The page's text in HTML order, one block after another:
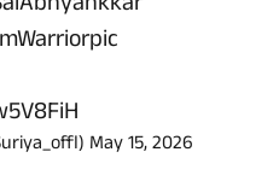
May 15, 2026